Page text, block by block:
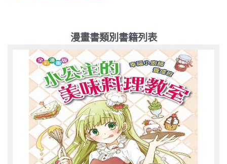
漫畫書類別書籍列表